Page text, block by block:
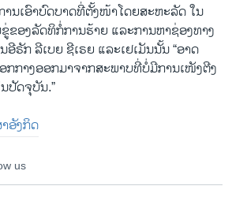
ານເອົາບົດບາດທີ່ຕັ້ງໜ້າໂດຍສະຫະລັດ ໃນ
ຂອງລັດທິກໍ່ການຮ້າຍ ແລະການຫາຊ່ອງທາງ
ຣັກ ລີເບຍ ຊີເຣຍ ແລະເຢເມັນນັ້ນ “ອາດ
ກກາງອອກມາຈາກສະພາບທີ່ບໍ່ມີການເໜັງຕີງ
ປັດຈຸບັນ.”
ອັງກິດ
us